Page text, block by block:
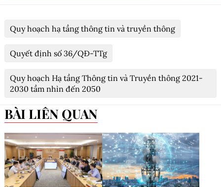
Quy hoạch hạ tầng thông tin và truyền thông
Quyết định số 36/QĐ-TTg
Quy hoạch Hạ tầng Thông tin và Truyền thông 2021-
2030 tầm nhìn đến 2050
BÀI LIÊN QUAN